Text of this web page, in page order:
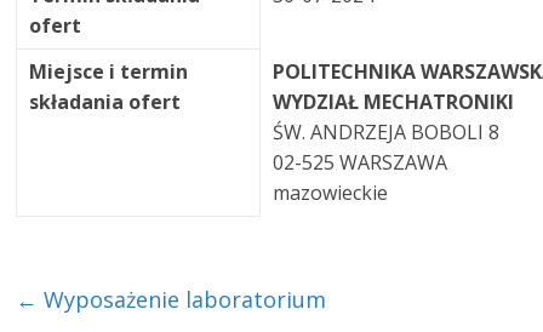
ofert
Miejsce i termin
składania ofert
POLITECHNIKA
WYDZIAŁ MECHATRONIKI
ŚW. ANDRZEJA BOBOLI 8
02-525 WARSZAWA
mazowieckie
← Wyposażenie laboratorium